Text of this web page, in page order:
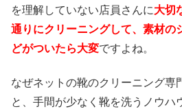
を理解していない店員さんに大切
通りにクリーニングして、素材の
どがついたら大変ですよね。
なぜネットの靴のクリーニング専
と、手間が少なく靴を洗うノウハ